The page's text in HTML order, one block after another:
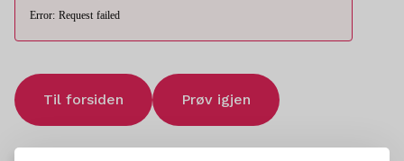
Error: Request failed
Til forsiden Prøv igjen